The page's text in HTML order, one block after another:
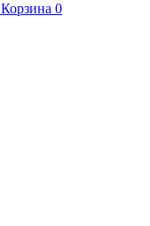
Корзина 0